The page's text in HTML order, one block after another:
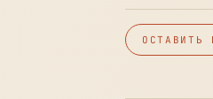
ОСТАВИТЬ